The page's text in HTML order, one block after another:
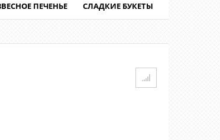
ПЕЧЕНЬЕ СЛАДКИЕ БУКЕТЫ